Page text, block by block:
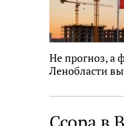
Не прогноз, а
Ленобласти